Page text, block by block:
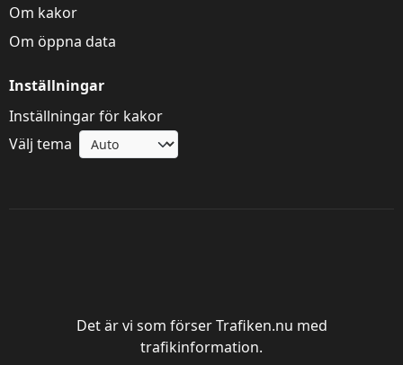
Om kakor
Om öppna data
Inställningar
Inställningar för kakor
Välj tema
Det är vi som förser Trafiken.nu med
trafikinformation.